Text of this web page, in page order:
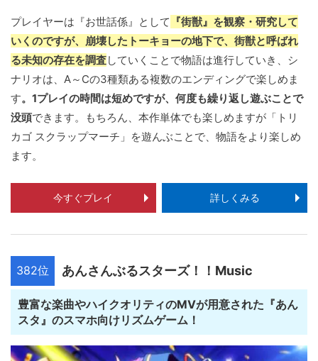
プレイヤーは『お世話係』として 『街獣』を観察・研究して
いくのですが、崩壊したトーキョーの地下で、街獣と呼ばれ
る未知の存在を調査していくことで物語は進行していき、シ
ナリオは、A～Cの3種類ある複数のエンディングで楽しめま
す。1プレイの時間は短めですが、何度も繰り返し遊ぶことで
没頭できます。もちろん、本作単体でも楽しめますが「トリ
カゴ スクラップマーチ」を遊んぶことで、物語をより楽しめ
ます。
今すぐプレイ 詳しくみる
382位 あんさんぶるスターズ！！Music
豊富な楽曲やハイクオリティのMVが用意された『あん
スタ』のスマホ向けリズムゲーム！